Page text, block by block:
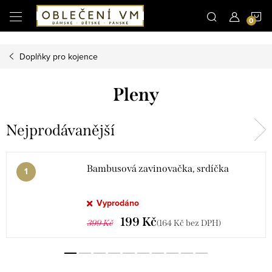
Microsoft Clarity
Přejít
na
Doplňky pro kojence
Pleny
Nejprodávanější
Bambusová zavinovačka, srdíčka
Vyprodáno
399 Kč 199 Kč(164 Kč bez DPH)